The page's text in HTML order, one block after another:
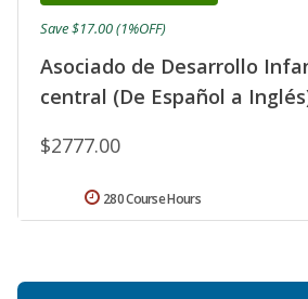
Asociado de Desarrollo
central (De Español a
$2777.00
Save $17.00 (1%OFF)
280 Course Hours